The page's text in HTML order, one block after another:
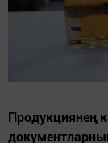
Продукциянең